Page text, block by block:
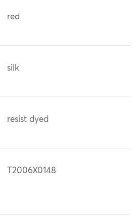
red
silk
resist dyed
T2006X0148